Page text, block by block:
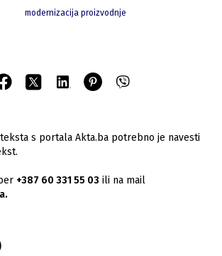
modernizacija proizvodnje
s portala Akta.ba potrebno je navesti
+387 60 331 55 03 ili na mail